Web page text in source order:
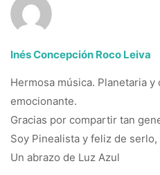
Inés Concepción Roco Leiva
Hermosa música. Planetaria
emocionante.
Gracias por compartir tan
Soy Pinealista y feliz de
Un abrazo de Luz Azul